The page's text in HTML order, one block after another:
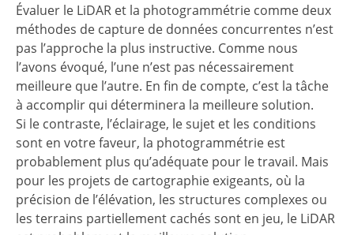
Évaluer le LiDAR et la photogrammétrie comme deux
méthodes de capture de données concurrentes n’est
pas l’approche la plus instructive. Comme nous
l’avons évoqué, l’une n’est pas nécessairement
meilleure que l’autre. En fin de compte, c’est la tâche
à accomplir qui déterminera la meilleure solution.
Si le contraste, l’éclairage, le sujet et les conditions
sont en votre faveur, la photogrammétrie est
probablement plus qu’adéquate pour le travail. Mais
pour les projets de cartographie exigeants, où la
précision de l’élévation, les structures complexes ou
les terrains partiellement cachés sont en jeu, le LiDAR